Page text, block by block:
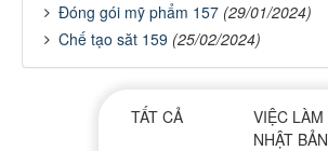
Đóng gói mỹ phẩm 157 (29/01/2024)
Chế tạo săt 159 (25/02/2024)
TẤT CẢ
VIỆC LÀM
NHẬT BẢN